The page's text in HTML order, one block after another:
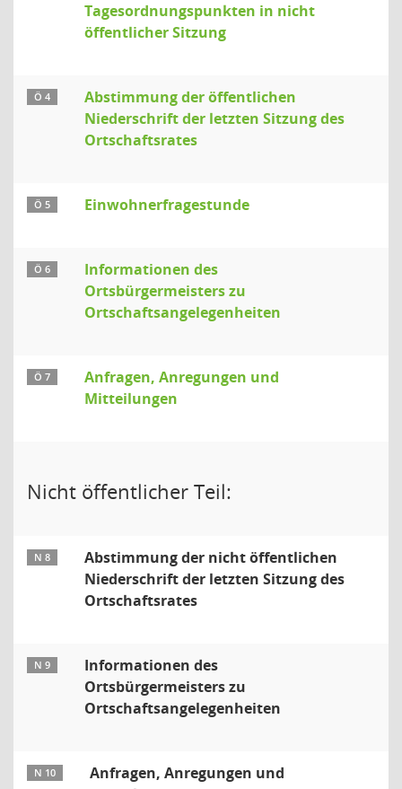
Tagesordnungspunkten in nicht
öffentlicher Sitzung
Ö 4
Abstimmung der öffentlichen
Niederschrift der letzten Sitzung des
Ortschaftsrates
Ö 5 Einwohnerfragestunde
Ö 6
Informationen des
Ortsbürgermeisters zu
Ortschaftsangelegenheiten
Ö 7
Anfragen, Anregungen und
Mitteilungen
Nicht öffentlicher Teil:
N 8
Abstimmung der nicht öffentlichen
Niederschrift der letzten Sitzung des
Ortschaftsrates
N 9
Informationen des
Ortsbürgermeisters zu
Ortschaftsangelegenheiten
N 10
Anfragen, Anregungen und